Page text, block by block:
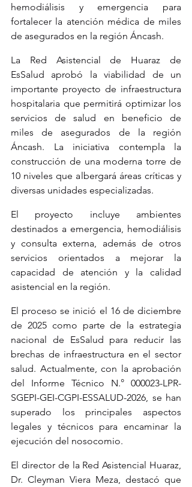
hemodiálisis y emergencia para
fortalecer la atención médica de miles
de asegurados en la región Áncash.
La Red Asistencial de Huaraz de
EsSalud aprobó la viabilidad de un
importante proyecto de infraestructura
hospitalaria que permitirá optimizar los
servicios de salud en beneficio de
miles de asegurados de la región
Áncash. La iniciativa contempla la
construcción de una moderna torre de
10 niveles que albergará áreas críticas y
diversas unidades especializadas.
El proyecto incluye ambientes
destinados a emergencia, hemodiálisis
y consulta externa, además de otros
servicios orientados a mejorar la
capacidad de atención y la calidad
asistencial en la región.
El proceso se inició el 16 de diciembre
de 2025 como parte de la estrategia
nacional de EsSalud para reducir las
brechas de infraestructura en el sector
salud. Actualmente, con la aprobación
del Informe Técnico N.° 000023-LPR-
SGEPI-GEI-CGPI-ESSALUD-2026, se han
superado los principales aspectos
legales y técnicos para encaminar la
ejecución del nosocomio.
El director de la Red Asistencial Huaraz,
Dr. Cleyman Viera Meza, destacó que